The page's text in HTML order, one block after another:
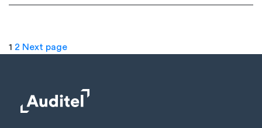
Page
1 Page
2 Next page